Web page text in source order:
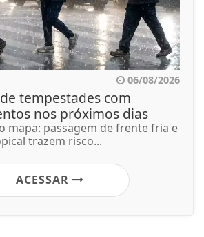
06/08/2026
tempestades com
nos próximos dias
mapa: passagem de frente fria e
trazem risco...
ACESSAR